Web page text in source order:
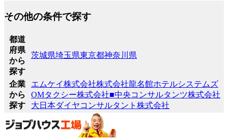
その他の条件で探す
都道
府県
から
探す
茨城県埼玉県東京都神奈川県
企業
から
探す
エムケイ株式会社株式会社龍名館ホテルシステムズ
OMタクシー株式会社■中央コンサルタンツ株式会社
大日本ダイヤコンサルタント株式会社